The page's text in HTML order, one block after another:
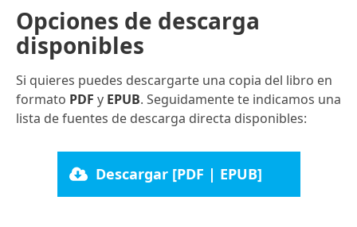
Opciones de descarga
disponibles
Si quieres puedes descargarte una copia del libro en
formato PDF y EPUB. Seguidamente te indicamos una
lista de fuentes de descarga directa disponibles:
Descargar [PDF | EPUB]